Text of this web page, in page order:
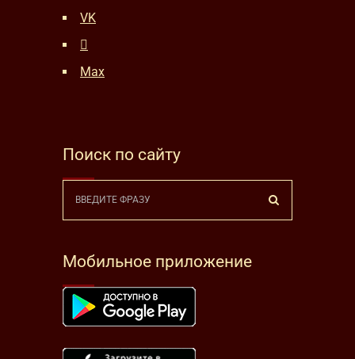
VK
Max
Поиск по сайту
Мобильное приложение